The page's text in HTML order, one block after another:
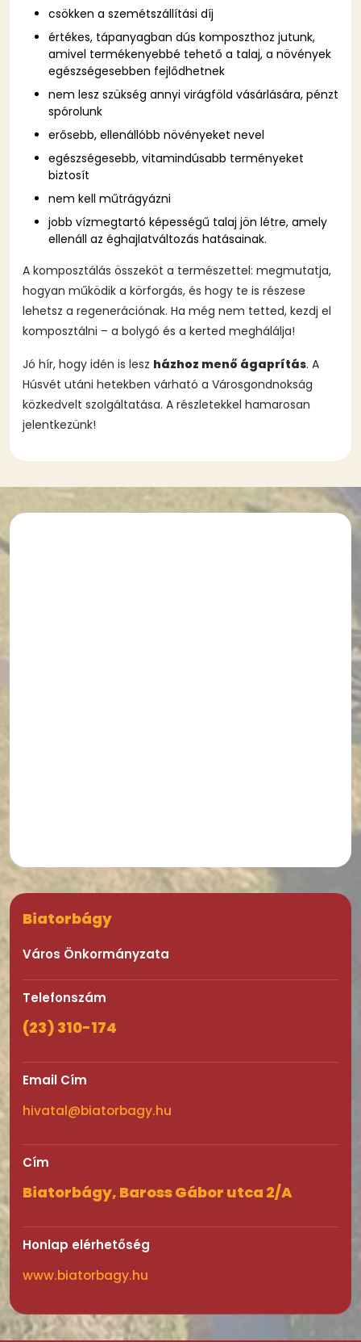
csökken a szemétszállítási díj
értékes, tápanyagban dús komposzthoz jutunk,
amivel termékenyebbé tehető a talaj, a növények
egészségesebben fejlődhetnek
nem lesz szükség annyi virágföld vásárlására, pénzt
spórolunk
erősebb, ellenállóbb növényeket nevel
egészségesebb, vitamindúsabb terményeket
biztosít
nem kell műtrágyázni
jobb vízmegtartó képességű talaj jön létre, amely
ellenáll az éghajlatváltozás hatásainak.
A komposztálás összeköt a természettel: megmutatja,
hogyan működik a körforgás, és hogy te is részese
lehetsz a regenerációnak. Ha még nem tetted, kezdj el
komposztálni – a bolygó és a kerted meghálálja!
Jó hír, hogy idén is lesz házhoz menő ágaprítás. A
Húsvét utáni hetekben várható a Városgondnokság
közkedvelt szolgáltatása. A részletekkel hamarosan
jelentkezünk!
Biatorbágy
Város Önkormányzata
Telefonszám
(23) 310-174
Email Cím
hivatal@biatorbagy.hu
Cím
Biatorbágy, Baross Gábor utca 2/A
Honlap elérhetőség
www.biatorbagy.hu